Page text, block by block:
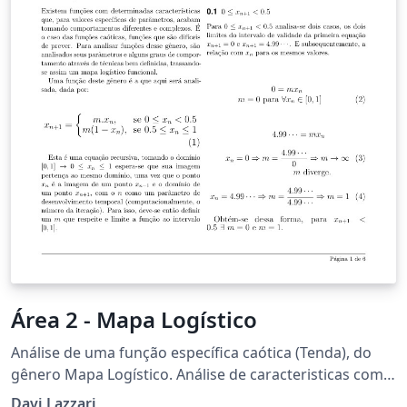
Área 2 - Mapa Logístico
Análise de uma função específica caótica (Tenda), do
gênero Mapa Logístico. Análise de caracteristicas como
validade do coeficiente (m) para o intervalo, pontos